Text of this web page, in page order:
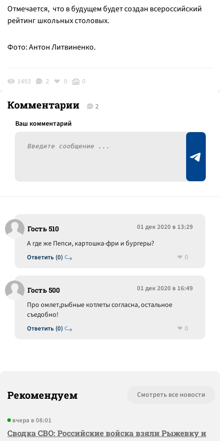
Отмечается, что в будущем будет создан всероссийский
рейтинг школьных столовых.
Фото: Антон Литвиненко.
1493 2 0 0
Комментарии 2
Гость 510 01 дек 2020 в 13:29
Ответить (0)
А где же Пепси, картошка-фри и бургеры?
0
Гость 500 01 дек 2020 в 16:49
Ответить (0)
Про омлет,рыбные котлеты согласна, остальное
съедобно!
0
Рекомендуем Смотреть все новости
вчера в 08:01
Сводка СВО: Российские войска взяли Рыжевку и